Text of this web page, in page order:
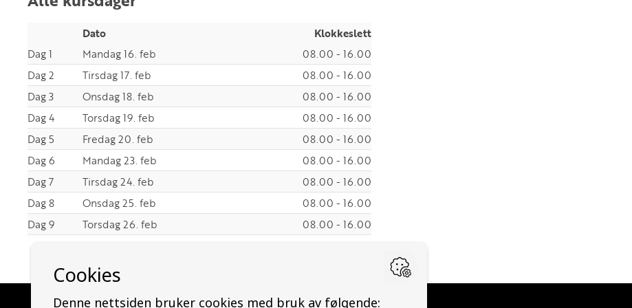
Dato
Klokkeslett
Dag 1
Mandag 16. feb
08.00 - 16.00
Dag 2
Tirsdag 17. feb
08.00 - 16.00
Dag 3
Onsdag 18. feb
08.00 - 16.00
Dag 4
Torsdag 19. feb
08.00 - 16.00
Dag 5
Fredag 20. feb
08.00 - 16.00
Dag 6
Mandag 23. feb
08.00 - 16.00
Dag 7
Tirsdag 24. feb
08.00 - 16.00
Dag 8
Onsdag 25. feb
08.00 - 16.00
Dag 9
Torsdag 26. feb 08.00 - 16.00